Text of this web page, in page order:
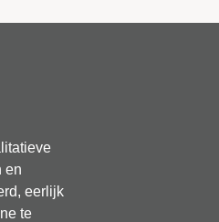
en
eerlijk
te